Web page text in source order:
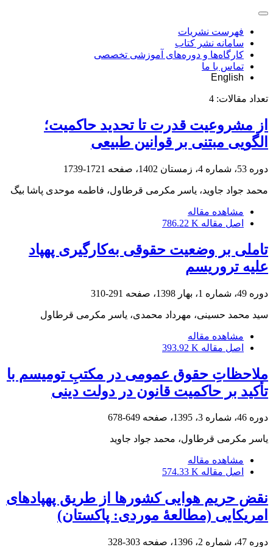
فهرست نشریات
سامانه نشر کتاب
کارگاه‌ها و دوره‌های آموزشی تخصصی
تماس با ما
English
تعداد مقالات: 4
از مشروعیت قدرت تا تحدید حاکمیت؛
الگویی مبتنی بر قوانین طبیعی
دوره 53، شماره 4، زمستان 1402، صفحه 1721-1739
محمد جواد جاوید، یاسر مکرمی قرطاول، فاطمه موحدی پاشا بیگ
مشاهده مقاله
اصل مقاله 786.22 K
تاملی بر وضعیت حقوقی به‌کارگیری پهپاد
علیه تروریسم
دوره 49، شماره 1، بهار 1398، صفحه 291-310
سید محمد حسینی، مهرداد محمدی، یاسر مکرمی قرطاول
مشاهده مقاله
اصل مقاله 393.92 K
ملاحظاتِ حقوق عمومی در مکتبِ تومیسم با
تأکید بر حاکمیت قانون در دولت دینی
دوره 46، شماره 3، 1395، صفحه 649-678
یاسر مکرمی قرطاول، محمد جواد جاوید
مشاهده مقاله
اصل مقاله 574.33 K
نقض حریم هوایی کشورها از طریق پهپادهای
امریکایی (مطالعۀ موردی: پاکستان)
دوره 47، شماره 2، 1396، صفحه 303-328